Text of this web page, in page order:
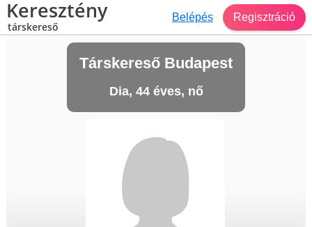
Keresztény
társkereső
Belépés Regisztráció
Társkereső Budapest
Dia, 44 éves, nő